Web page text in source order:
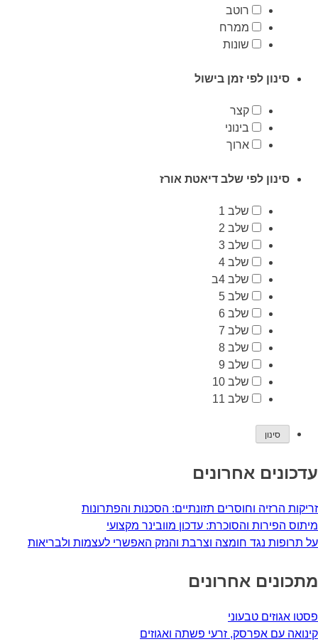
רוטב
ממרח
שונות
סינון לפי זמן בישול
קצר
בינוני
ארוך
סינון לפי שלב דיאטת אורז
שלב 1
שלב 2
שלב 3
שלב 4
שלב 4ב
שלב 5
שלב 6
שלב 7
שלב 8
שלב 9
שלב 10
שלב 11
עדכונים אחרונים
זריקות הרזיה וחוסרים תזונתיים: הסכנות והפתרונות
מיתוס הפירות והסוכרת: עדכון מוובינר מקצועי
על תרופות נגד חומצה וצרבת והנזק האפשרי לעצמות ולבריאות
מתכונים אחרונים
פסטו אגוזים טבעוני
קינואה עם אפרסק, זרעי פשתה ואגוזים